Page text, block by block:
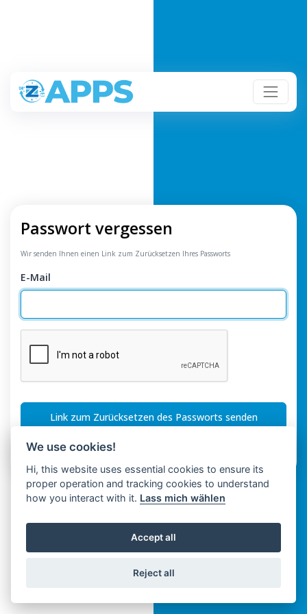
Passwort vergessen
Wir senden Ihnen einen Link zum Zurücksetzen Ihres Passworts
E-Mail
Link zum Zurücksetzen des Passworts senden
Copyright © Spaza 2026
We use cookies!
Hi, this website uses essential cookies to ensure its
proper operation and tracking cookies to understand
how you interact with it. Lass mich wählen
Accept all
Reject all